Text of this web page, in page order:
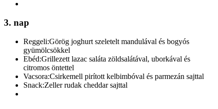
3. nap
Reggeli:Görög joghurt szeletelt mandulával és bogyós
gyümölcsökkel
Ebéd:Grillezett lazac saláta zöldsalátával, uborkával és
citromos öntettel
Vacsora:Csirkemell pirított kelbimbóval és parmezán sajttal
Snack:Zeller rudak cheddar sajttal